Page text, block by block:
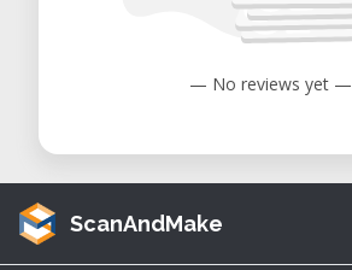
Schneidstrom: 15 bis 40 A
— No reviews yet —
ScanAndMake